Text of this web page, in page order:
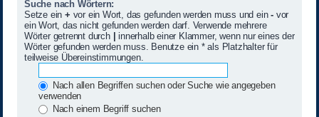
Suche nach Wörtern:
Setze ein + vor ein Wort, das gefunden werden muss und ein-vor
ein Wort, das nicht gefunden werden darf. Verwende mehrere
Wörter getrennt durch | innerhalb einer Klammer, wenn nur eines der
Wörter gefunden werden muss. Benutze ein * als Platzhalter für
teilweise Übereinstimmungen.
Nach allen Begriffen suchen oder Suche wie angegeben
verwenden
Nach einem Begriff suchen